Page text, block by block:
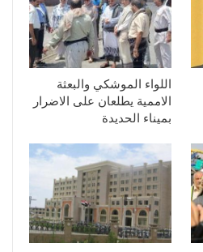
اللواء الموشكي والبعثة
الاممية يطلعان على الاضرار
بميناء الحديدة